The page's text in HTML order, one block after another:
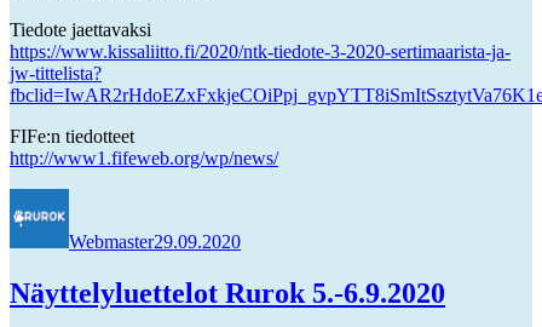
Tiedote jaettavaksi
https://www.kissaliitto.fi/2020/ntk-tiedote-3-2020-sertimaarista-ja-
jw-tittelista?
FIFe:n tiedotteet
http://www1.fifeweb.org/wp/news/
Webmaster29.09.2020
Näyttelyluettelot Rurok 5.-6.9.2020